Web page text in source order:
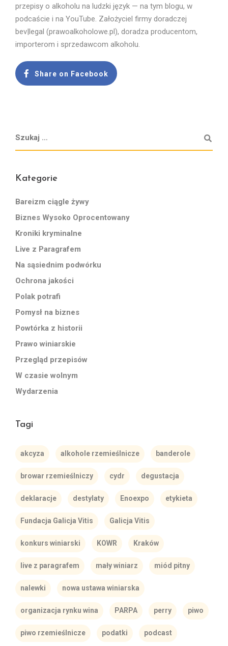
przepisy o alkoholu na ludzki język — na tym blogu, w
podcaście i na YouTube. Założyciel firmy doradczej
bev|legal (prawoalkoholowe.pl), doradza producentom,
importerom i sprzedawcom alkoholu.
Share on Facebook
Kategorie
Bareizm ciągle żywy
Biznes Wysoko Oprocentowany
Kroniki kryminalne
Live z Paragrafem
Na sąsiednim podwórku
Ochrona jakości
Polak potrafi
Pomysł na biznes
Powtórka z historii
Prawo winiarskie
Przegląd przepisów
W czasie wolnym
Wydarzenia
Tagi
akcyza alkohole rzemieślnicze banderole
browar rzemieślniczy cydr degustacja
deklaracje destylaty Enoexpo etykieta
Fundacja Galicja Vitis Galicja Vitis
konkurs winiarski KOWR Kraków
live z paragrafem mały winiarz miód pitny
nalewki nowa ustawa winiarska
organizacja rynku wina PARPA perry piwo
piwo rzemieślnicze podatki podcast